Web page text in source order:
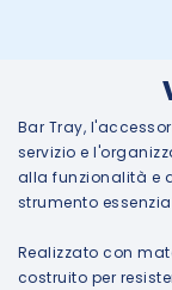
Bar Tray,
servizio e
alla funzionalità e
strumento
Realizzato con
costruito per